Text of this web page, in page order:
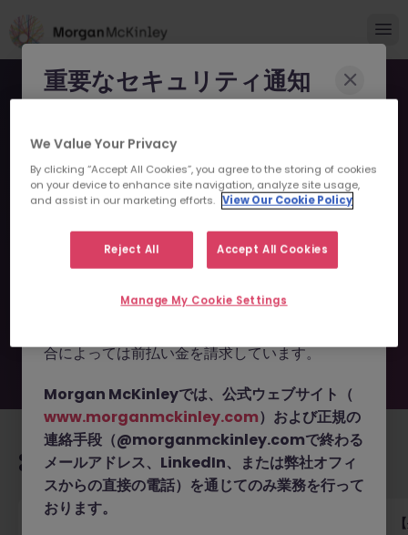
申し訳ございません。こちら
の求人の掲載は終了しまし
た。
あなたにおすすめの求人
重要なセキュリティ通知
になりすまし、求職者を詐欺に巻き込もうとする
事例が報告されています。
偽のウェブサイトやドメイ
（例： morganmckinleyjob.com、
morganmckinleyhire.com
）を使用し、虚偽の
で、WhatsApp などのメッセージアプリを通じ
合によっては前払い金を請求しています。
Morgan McKinleyでは、公式ウェブサイト（
www.morganmckinley.com）および正規の
連絡手段（@morganmckinley.comで終わる
メールアドレス、LinkedIn、または弊社オフィ
スからの直接の電話）を通じてのみ業務を行って
おります。
We Value Your Privacy
By clicking “Accept All Cookies”, you agree to the storing of cookies
on your device to enhance site navigation, analyze site usage,
and assist in our marketing efforts. View Our Cookie Policy
Reject All Accept All Cookies
Manage My Cookie Settings